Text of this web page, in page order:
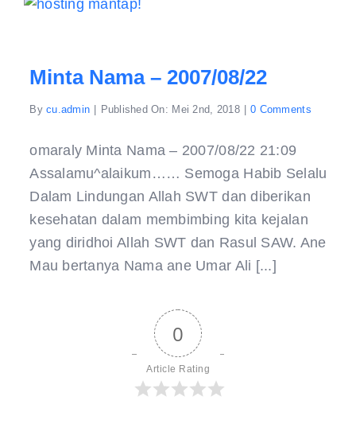
Minta Nama – 2007/08/22
Bycu.admin Published On: Mei 2nd, 2018 0 Commentson
omaraly Minta Nama – 2007/08/22 21:09
Assalamu^alaikum…… Semoga Habib Selalu
Dalam Lindungan Allah SWT dan diberikan
kesehatan dalam membimbing kita kejalan
yang diridhoi Allah SWT dan Rasul SAW. Ane
Mau bertanya Nama ane Umar Ali [...]
0
Article Rating